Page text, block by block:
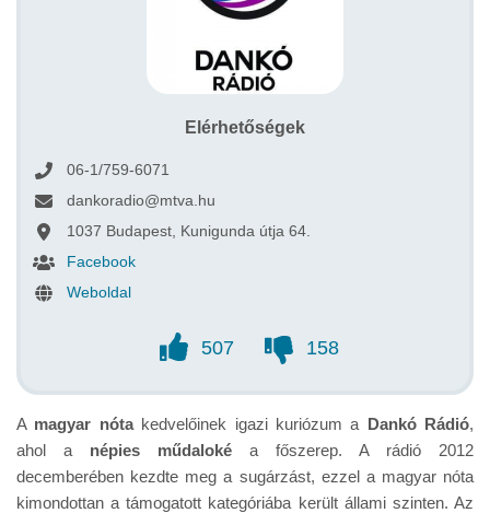
Elérhetőségek
06-1/759-6071
dankoradio@mtva.hu
1037 Budapest, Kunigunda útja 64.
Facebook
Weboldal
507 158
A magyar nótakedvelőinek igazi kuriózum a Dankó Rádió,
ahol a népies műdaloké a főszerep. A rádió 2012
decemberében kezdte meg a sugárzást, ezzel a magyar nóta
kimondottan a támogatott kategóriába került állami szinten. Az